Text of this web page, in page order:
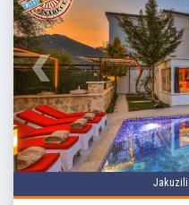
2+1
Jakuzili